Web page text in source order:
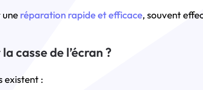
réparation rapide et efficace, souvent
casse de l’écran ?
existent :